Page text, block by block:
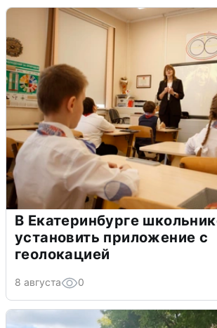
В Екатеринбурге
установить приложение с
геолокацией
8 августа 0